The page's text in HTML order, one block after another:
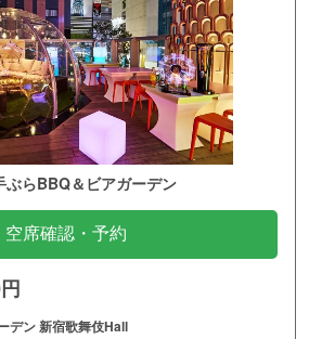
ぶらBBQ＆ビアガーデン
空席確認・予約
デン 新宿歌舞伎Hall